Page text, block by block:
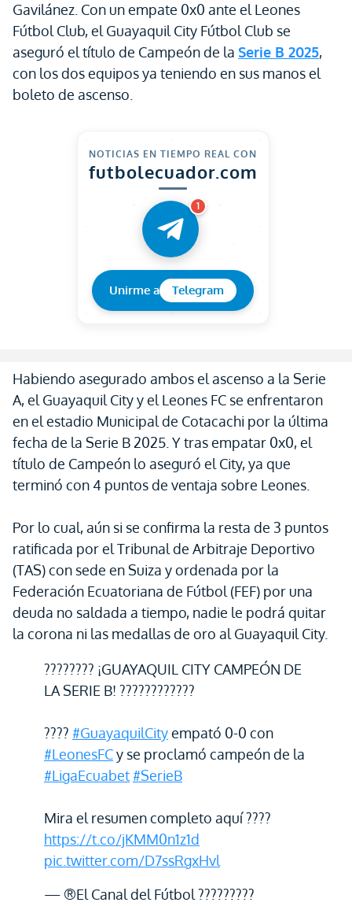
Gavilánez. Con un empate 0x0 ante el Leones
Fútbol Club, el Guayaquil City Fútbol Club se
aseguró el título de Campeón de la Serie B 2025,
con los dos equipos ya teniendo en sus manos el
boleto de ascenso.
NOTICIAS EN TIEMPO REAL CON
futbolecuador.com
1
Unirme a Telegram
Habiendo asegurado ambos el ascenso a la Serie
A, el Guayaquil City y el Leones FC se enfrentaron
en el estadio Municipal de Cotacachi por la última
fecha de la Serie B 2025. Y tras empatar 0x0, el
título de Campeón lo aseguró el City, ya que
terminó con 4 puntos de ventaja sobre Leones.
Por lo cual, aún si se confirma la resta de 3 puntos
ratificada por el Tribunal de Arbitraje Deportivo
(TAS) con sede en Suiza y ordenada por la
Federación Ecuatoriana de Fútbol (FEF) por una
deuda no saldada a tiempo, nadie le podrá quitar
la corona ni las medallas de oro al Guayaquil City.
???????? ¡GUAYAQUIL CITY CAMPEÓN DE
LA SERIE B! ????????????
???? #GuayaquilCityempató 0-0 con
#LeonesFCy se proclamó campeón de la
#LigaEcuabet#SerieB
Mira el resumen completo aquí ????
https://t.co/jKMM0n1z1d
pic.twitter.com/D7ssRgxHvl
— ®El Canal del Fútbol ?????????